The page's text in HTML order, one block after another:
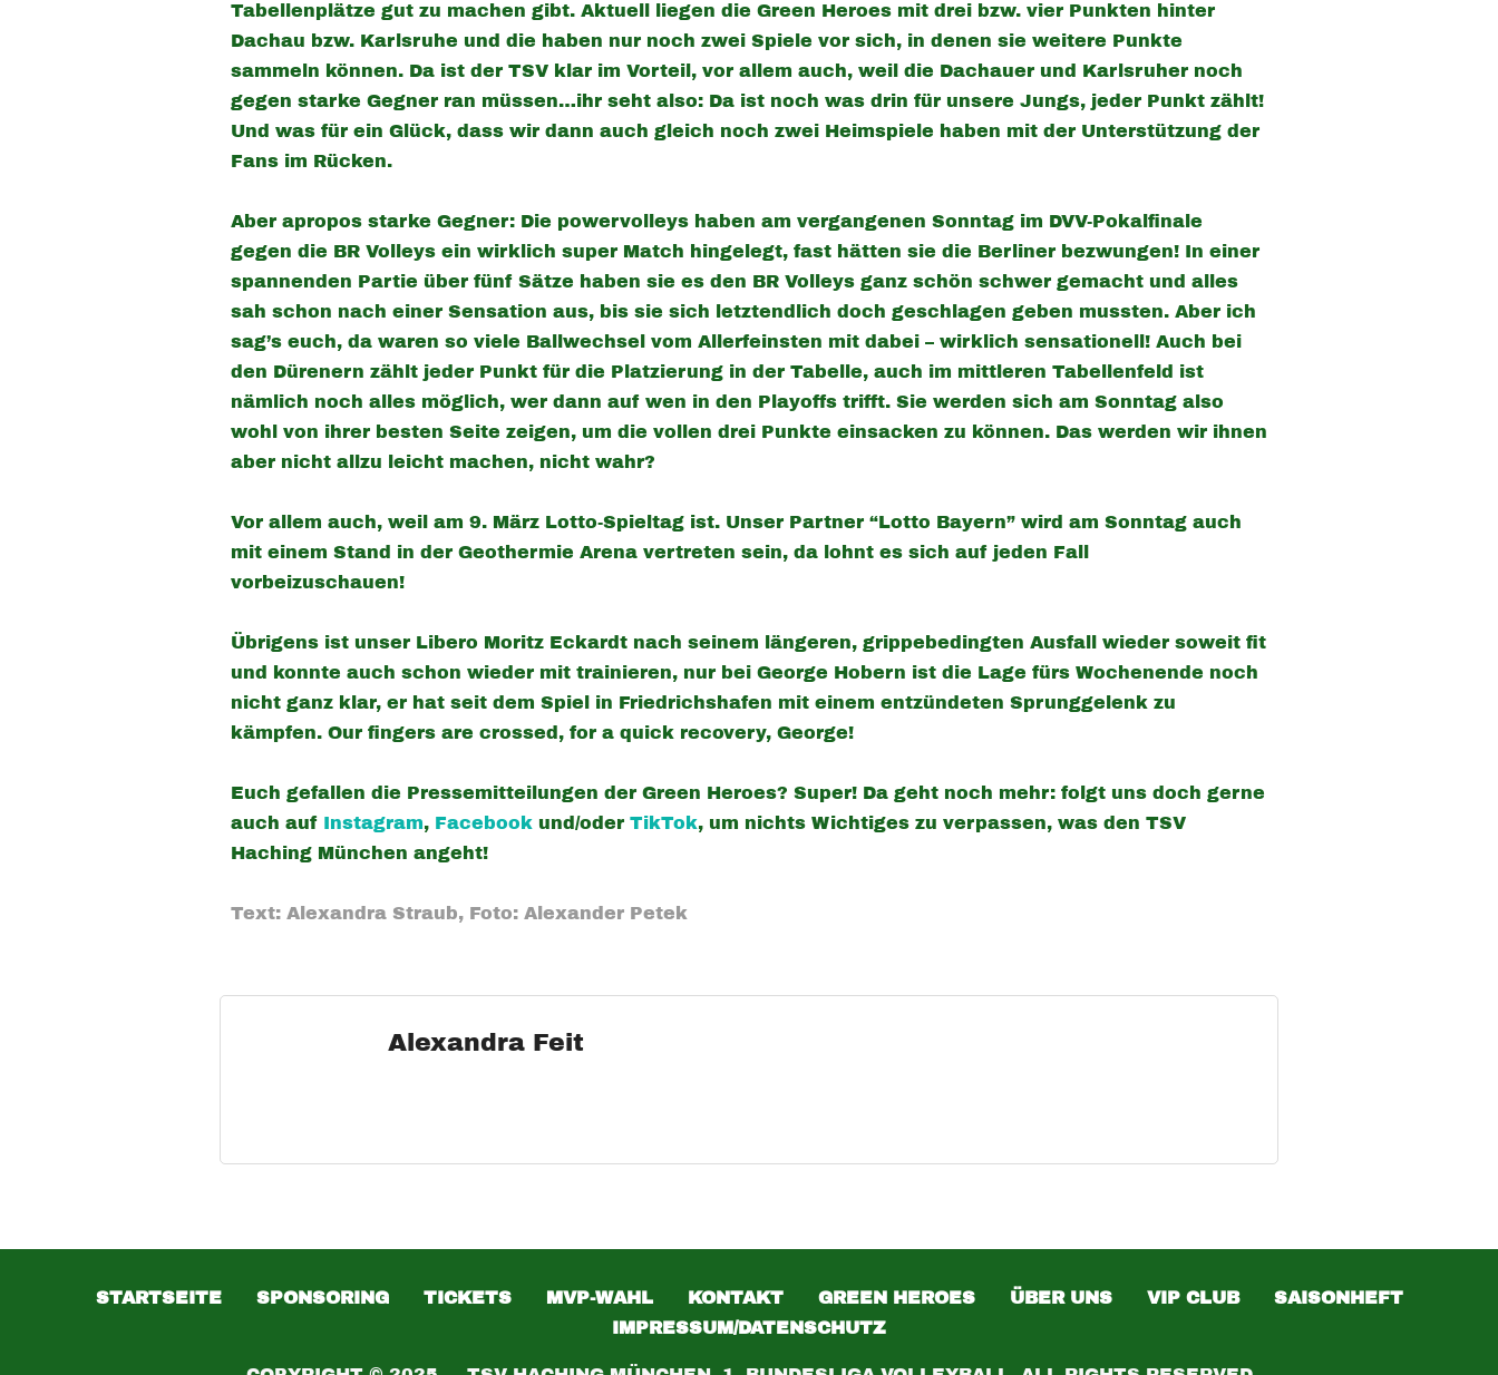
Tabellenplätze gut zu machen gibt. Aktuell liegen die Green Heroes mit drei bzw. vier Punkten hinter
Dachau bzw. Karlsruhe und die haben nur noch zwei Spiele vor sich, in denen sie weitere Punkte
sammeln können. Da ist der TSV klar im Vorteil, vor allem auch, weil die Dachauer und Karlsruher noch
gegen starke Gegner ran müssen…ihr seht also: Da ist noch was drin für unsere Jungs, jeder Punkt zählt!
Und was für ein Glück, dass wir dann auch gleich noch zwei Heimspiele haben mit der Unterstützung der
Fans im Rücken.
Aber apropos starke Gegner: Die powervolleys haben am vergangenen Sonntag im DVV-Pokalfinale
gegen die BR Volleys ein wirklich super Match hingelegt, fast hätten sie die Berliner bezwungen! In einer
spannenden Partie über fünf Sätze haben sie es den BR Volleys ganz schön schwer gemacht und alles
sah schon nach einer Sensation aus, bis sie sich letztendlich doch geschlagen geben mussten. Aber ich
sag’s euch, da waren so viele Ballwechsel vom Allerfeinsten mit dabei – wirklich sensationell! Auch bei
den Dürenern zählt jeder Punkt für die Platzierung in der Tabelle, auch im mittleren Tabellenfeld ist
nämlich noch alles möglich, wer dann auf wen in den Playoffs trifft. Sie werden sich am Sonntag also
wohl von ihrer besten Seite zeigen, um die vollen drei Punkte einsacken zu können. Das werden wir ihnen
aber nicht allzu leicht machen, nicht wahr?
Vor allem auch, weil am 9. März Lotto-Spieltag ist. Unser Partner “Lotto Bayern” wird am Sonntag auch
mit einem Stand in der Geothermie Arena vertreten sein, da lohnt es sich auf jeden Fall
vorbeizuschauen!
Übrigens ist unser Libero Moritz Eckardt nach seinem längeren, grippebedingten Ausfall wieder soweit fit
und konnte auch schon wieder mit trainieren, nur bei George Hobern ist die Lage fürs Wochenende noch
nicht ganz klar, er hat seit dem Spiel in Friedrichshafen mit einem entzündeten Sprunggelenk zu
kämpfen. Our fingers are crossed, for a quick recovery, George!
Euch gefallen die Pressemitteilungen der Green Heroes? Super! Da geht noch mehr: folgt uns doch gerne
auch auf Instagram, Facebook und/oder TikTok, um nichts Wichtiges zu verpassen, was den TSV
Haching München angeht!
Text: Alexandra Straub, Foto: Alexander Petek
Alexandra Feit
STARTSEITE SPONSORING TICKETS MVP-WAHL KONTAKT GREEN HEROES ÜBER UNS VIP CLUB
SAISONHEFT
IMPRESSUM/DATENSCHUTZ